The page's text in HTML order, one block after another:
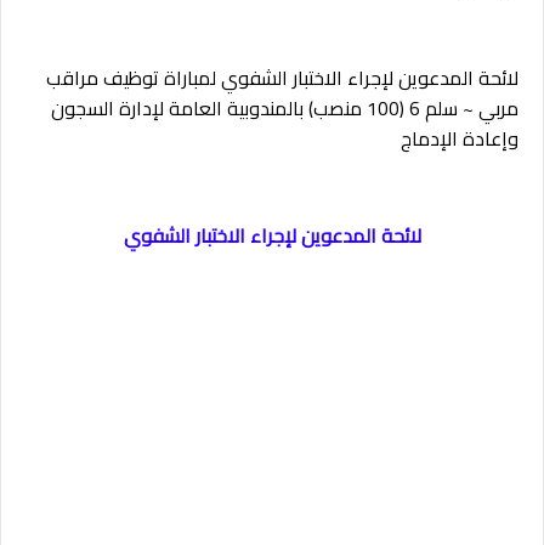
لائحة المدعوين لإجراء الاختبار الشفوي لمباراة توظيف مراقب
مربي ~ سلم 6 (100 منصب) بالمندوبية العامة لإدارة السجون
وإعادة الإدماج
لائحة المدعوين لإجراء الاختبار الشفوي